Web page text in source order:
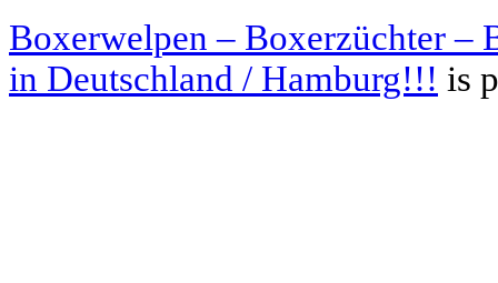
Boxerwelpen – Boxerzüchter –
in Deutschland / Hamburg!!! is